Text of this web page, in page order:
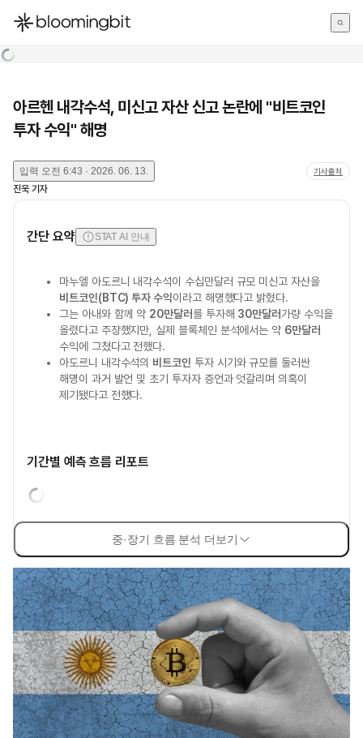
한국어
아르헨 내각수석, 미신고 자산 신고 논란에 "비트코인
투자 수익" 해명
입력 오전 6:43 · 2026. 06. 13. 기사출처
진욱 기자
간단 요약 STAT AI 안내
마누엘 아도르니 내각수석이 수십만달러 규모 미신고 자산을
비트코인(BTC) 투자 수익이라고 해명했다고 밝혔다.
그는 아내와 함께 약 20만달러를 투자해 30만달러가량 수익을
올렸다고 주장했지만, 실제 블록체인 분석에서는 약 6만달러
수익에 그쳤다고 전했다.
아도르니 내각수석의 비트코인 투자 시기와 규모를 둘러싼
해명이 과거 발언 및 초기 투자자 증언과 엇갈리며 의혹이
제기됐다고 전했다.
기간별 예측 흐름 리포트
중·장기 흐름 분석 더보기